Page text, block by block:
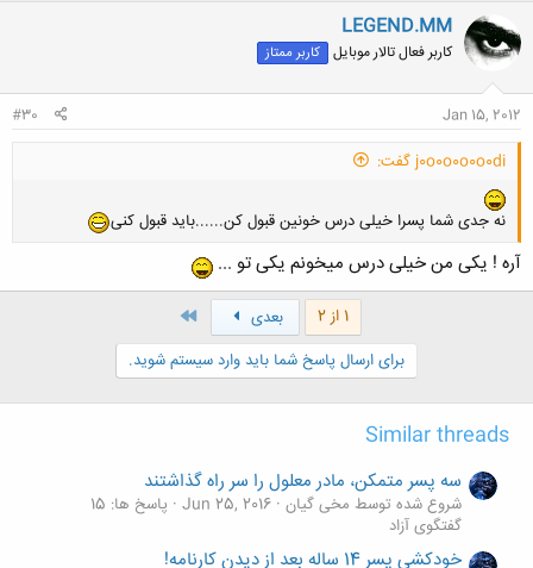
LEGEND.MM
کاربر فعال تالار موبایل کاربر ممتاز
Jan 15, 2012
#30
j0o0o0o0o0di گفت:
نه جدی شما پسرا خیلی درس خونین قبول کن......باید قبول کنی
آره ! یکی من خیلی درس میخونم یکی تو ...
1 از 2 بعدی
برای ارسال پاسخ شما باید وارد سیستم شوید.
Similar threads
سه پسر متمکن، مادر معلول را سر راه گذاشتند
شروع شده توسط مخی گیان Jun 25, 2016 پاسخ ها: 15
گفتگوی آزاد
خودکشی پسر 14 ساله بعد از دیدن کارنامه‌!